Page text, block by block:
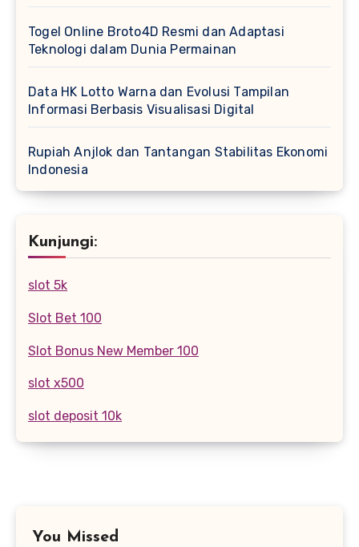
Togel Online Broto4D Resmi dan Adaptasi
Teknologi dalam Dunia Permainan
Data HK Lotto Warna dan Evolusi Tampilan
Informasi Berbasis Visualisasi Digital
Rupiah Anjlok dan Tantangan Stabilitas Ekonomi
Indonesia
Kunjungi:
slot 5k
Slot Bet 100
Slot Bonus New Member 100
slot x500
slot deposit 10k
You Missed